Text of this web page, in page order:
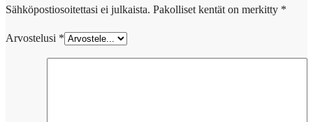
Sähköpostiosoitettasi ei julkaista. Pakolliset kentät on merkitty *
Arvostelusi *